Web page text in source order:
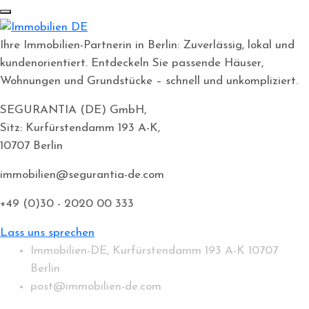
Ihre Immobilien-Partnerin in Berlin: Zuverlässig, lokal und
kundenorientiert. Entdeckeln Sie passende Häuser,
Wohnungen und Grundstücke – schnell und unkompliziert.
SEGURANTIA (DE) GmbH,
Sitz: Kurfürstendamm 193 A-K,
10707 Berlin
immobilien@segurantia-de.com
+49 (0)30 - 2020 00 333
Lass uns sprechen
Immobilien-DE, Kurfürstendamm 193 A-K 10707
Berlin
post@immobilien-de.com